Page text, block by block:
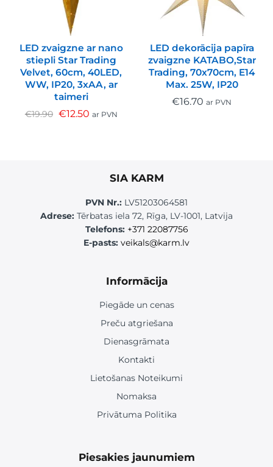
LED zvaigzne ar nano
stiepli Star Trading
Velvet, 60cm, 40LED,
WW, IP20, 3xAA, ar
taimeri
€19.90 €12.50 ar PVN
LED dekorācija papīra
zvaigzne KATABO,Star
Trading, 70x70cm, E14
Max. 25W, IP20
€16.70 ar PVN
SIA KARM
PVN Nr.: LV51203064581
Adrese: Tērbatas iela 72, Rīga, LV-1001, Latvija
Telefons: +371 22087756
E-pasts: veikals@karm.lv
Informācija
Piegāde un cenas
Preču atgriešana
Dienasgrāmata
Kontakti
Lietošanas Noteikumi
Nomaksa
Privātuma Politika
Piesakies jaunumiem